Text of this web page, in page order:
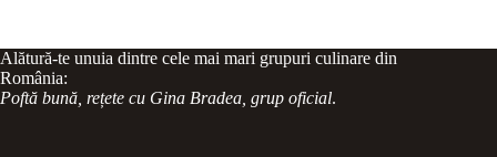
Alătură-te unuia dintre cele mai mari grupuri culinare din
România:
Poftă bună, rețete cu Gina Bradea, grup oficial.